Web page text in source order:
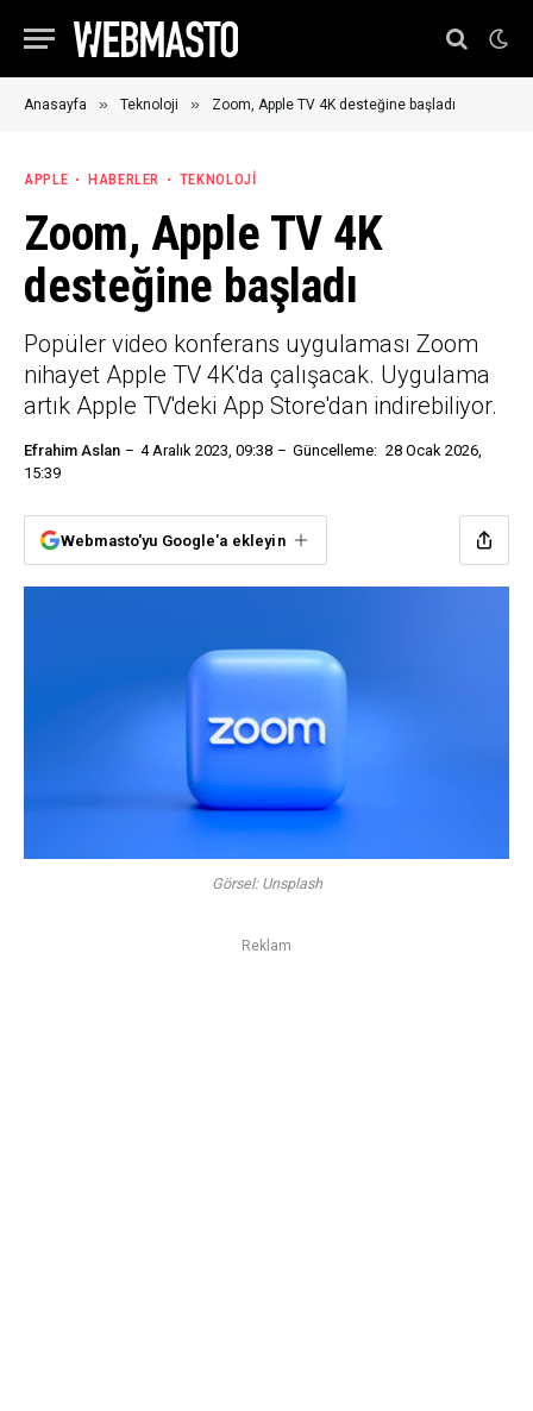
Anasayfa » Teknoloji » Zoom, Apple TV 4K desteğine başladı
APPLE HABERLER TEKNOLOJI
Zoom, Apple TV 4K
desteğine başladı
Popüler video konferans uygulaması Zoom
nihayet Apple TV 4K'da çalışacak. Uygulama
artık Apple TV'deki App Store'dan indirebiliyor.
Efrahim Aslan 4 Aralık 2023, 09:38 Güncelleme: 28 Ocak 2026,
15:39
Webmasto'yu Google'a ekleyin
Görsel: Unsplash
Reklam